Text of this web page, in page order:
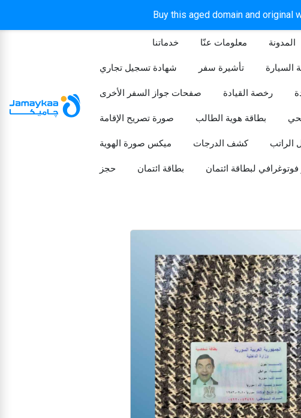
Buy this aged domain and
خدماتنا معلومات عنّا المدونة
شهادة تسجيل تجاري تأشيرة سفر السيارة
صفحات جواز السفر الأخرى رخصة القيادة
صورة تصريح الإقامة بطاقة هوية الطالب
ميكس صورة الهوية كشف الدرجات الراتب
حجز بطاقة ائتمان لبطاقة ائتمان